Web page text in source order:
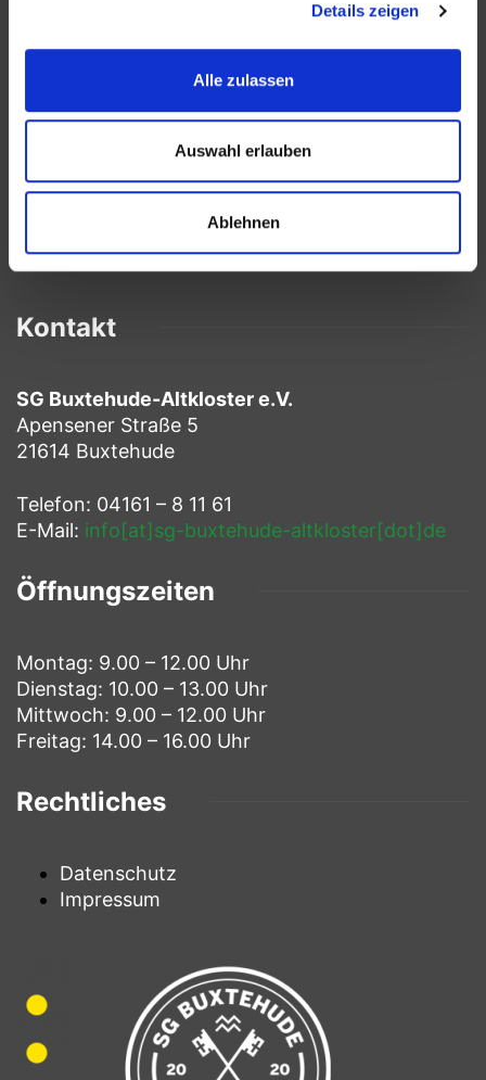
Details zeigen
Alle zulassen
Auswahl erlauben
Ablehnen
Kontakt
SG Buxtehude-Altkloster e.V.
Apensener Straße 5
21614 Buxtehude
Telefon: 04161 – 8 11 61
E-Mail: info[at]sg-buxtehude-altkloster[dot]de
Öffnungszeiten
Montag: 9.00 – 12.00 Uhr
Dienstag: 10.00 – 13.00 Uhr
Mittwoch: 9.00 – 12.00 Uhr
Freitag: 14.00 – 16.00 Uhr
Rechtliches
Datenschutz
Impressum